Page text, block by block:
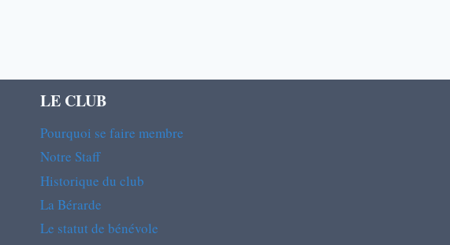
LE CLUB
Pourquoi se faire membre
Notre Staff
Historique du club
La Bérarde
Le statut de bénévole